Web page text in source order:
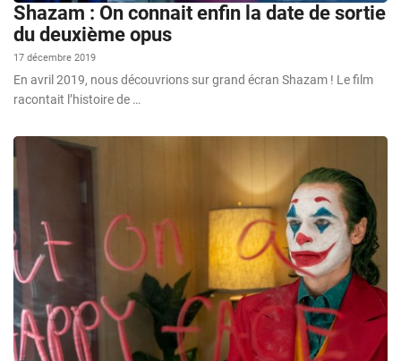
Shazam : On connait enfin la date de sortie
du deuxième opus
17 décembre 2019
En avril 2019, nous découvrions sur grand écran Shazam ! Le film
racontait l’histoire de …